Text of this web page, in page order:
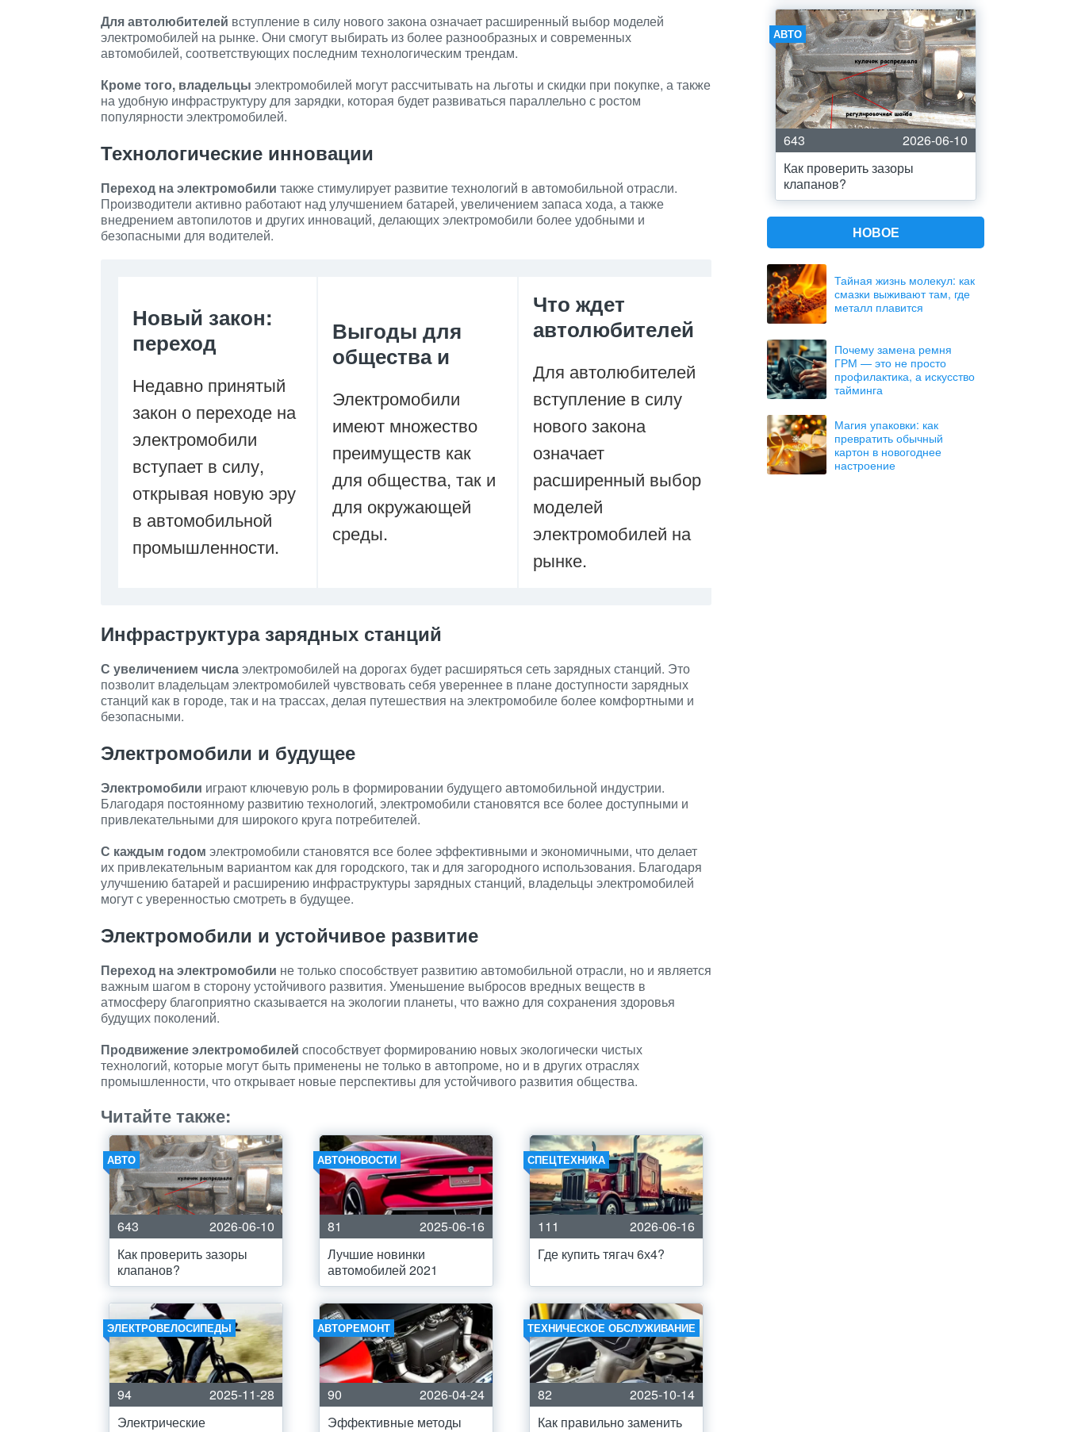
Для автолюбителей вступление в силу нового закона означает расширенный выбор моделей
электромобилей на рынке. Они смогут выбирать из более разнообразных и современных
автомобилей, соответствующих последним технологическим трендам.
Кроме того, владельцы электромобилей могут рассчитывать на льготы и скидки при покупке, а также
на удобную инфраструктуру для зарядки, которая будет развиваться параллельно с ростом
популярности электромобилей.
Технологические инновации
Переход на электромобили также стимулирует развитие технологий в автомобильной отрасли.
Производители активно работают над улучшением батарей, увеличением запаса хода, а также
внедрением автопилотов и других инноваций, делающих электромобили более удобными и
безопасными для водителей.
Новый закон:
переход
Недавно принятый
закон о переходе на
электромобили
вступает в силу,
открывая новую эру
в автомобильной
промышленности.
Выгоды для
общества и
Электромобили
имеют множество
преимуществ как
для общества, так и
для окружающей
среды.
Что ждет
автолюбителей
Для автолюбителей
вступление в силу
нового закона
означает
расширенный выбор
моделей
электромобилей на
рынке.
Инфраструктура зарядных станций
С увеличением числаэлектромобилей на дорогах будет расширяться сеть зарядных станций. Это
позволит владельцам электромобилей чувствовать себя увереннее в плане доступности зарядных
станций как в городе, так и на трассах, делая путешествия на электромобиле более комфортными и
безопасными.
Электромобили и будущее
Электромобили играют ключевую роль в формировании будущего автомобильной индустрии.
Благодаря постоянному развитию технологий, электромобили становятся все более доступными и
привлекательными для широкого круга потребителей.
С каждым годом электромобили становятся все более эффективными и экономичными, что делает
их привлекательным вариантом как для городского, так и для загородного использования. Благодаря
улучшению батарей и расширению инфраструктуры зарядных станций, владельцы электромобилей
могут с уверенностью смотреть в будущее.
Электромобили и устойчивое развитие
Переход на электромобили не только способствует развитию автомобильной отрасли, но и является
важным шагом в сторону устойчивого развития. Уменьшение выбросов вредных веществ в
атмосферу благоприятно сказывается на экологии планеты, что важно для сохранения здоровья
будущих поколений.
Продвижение электромобилей способствует формированию новых экологически чистых
технологий, которые могут быть применены не только в автопроме, но и в других отраслях
промышленности, что открывает новые перспективы для устойчивого развития общества.
Читайте также:
АВТО
643
2026-06-10
Как проверить зазоры
клапанов?
АВТОНОВОСТИ
81
2025-06-16
Лучшие новинки
автомобилей 2021
СПЕЦТЕХНИКА
111
2026-06-16
Где купить тягач 6х4?
ЭЛЕКТРОВЕЛОСИПЕДЫ
94
2025-11-28
Электрические
АВТОРЕМОНТ
90
2026-04-24
Эффективные методы
ТЕХНИЧЕСКОЕ ОБСЛУЖИВАНИЕ
82
2025-10-14
Как правильно заменить
АВТО
643
2026-06-10
Как проверить зазоры
клапанов?
НОВОЕ
Тайная жизнь молекул: как
смазки выживают там, где
металл плавится
Почему замена ремня
ГРМ — это не просто
профилактика, а искусство
тайминга
Магия упаковки: как
превратить обычный
картон в новогоднее
настроение